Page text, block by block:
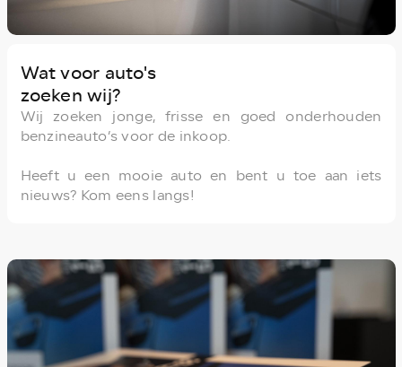
Wat voor auto's
zoeken wij?
Wij zoeken jonge, frisse en goed onderhouden
benzineauto’s voor de inkoop.
Heeft u een mooie auto en bent u toe aan iets
nieuws? Kom eens langs!